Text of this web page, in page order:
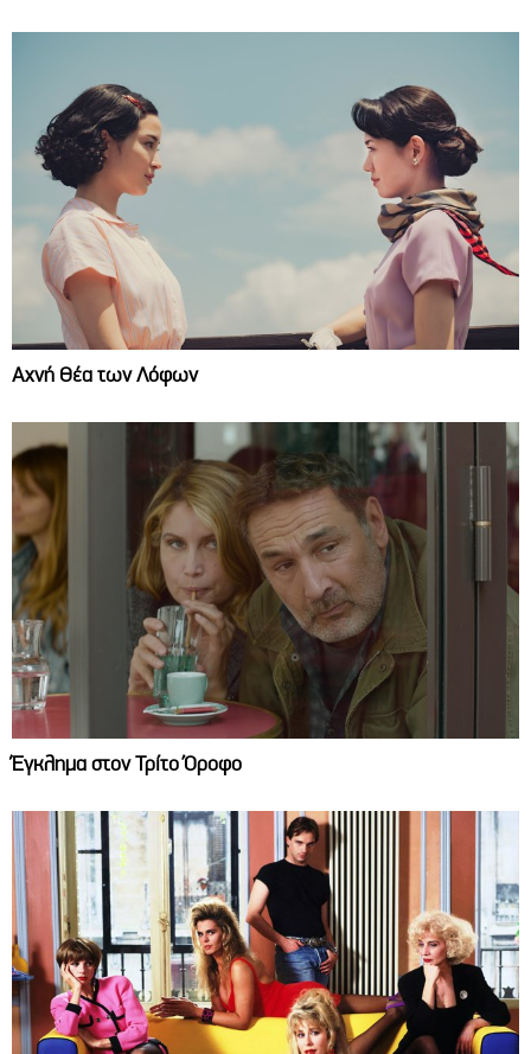
Αχνή Θέα των Λόφων
Έγκλημα στον Τρίτο Όροφο